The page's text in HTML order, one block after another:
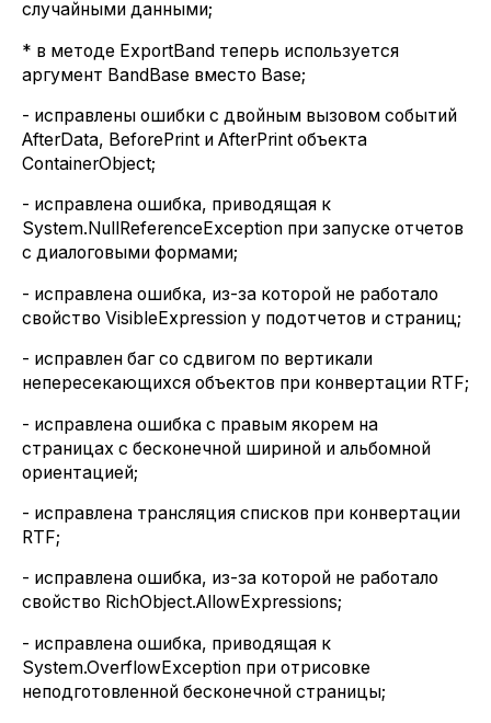
случайными данными;
* в методе ExportBand теперь используется
аргумент BandBase вместо Base;
- исправлены ошибки с двойным вызовом событий
AfterData, BeforePrint и AfterPrint объекта
ContainerObject;
- исправлена ошибка, приводящая к
System.NullReferenceException при запуске отчетов
с диалоговыми формами;
- исправлена ошибка, из-за которой не работало
свойство VisibleExpression у подотчетов и страниц;
- исправлен баг со сдвигом по вертикали
непересекающихся объектов при конвертации RTF;
- исправлена ошибка с правым якорем на
страницах с бесконечной шириной и альбомной
ориентацией;
- исправлена трансляция списков при конвертации
RTF;
- исправлена ошибка, из-за которой не работало
свойство RichObject.AllowExpressions;
- исправлена ошибка, приводящая к
System.OverflowException при отрисовке
неподготовленной бесконечной страницы;